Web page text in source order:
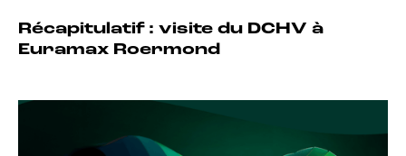
Récapitulatif : visite du DCHV à
Euramax Roermond